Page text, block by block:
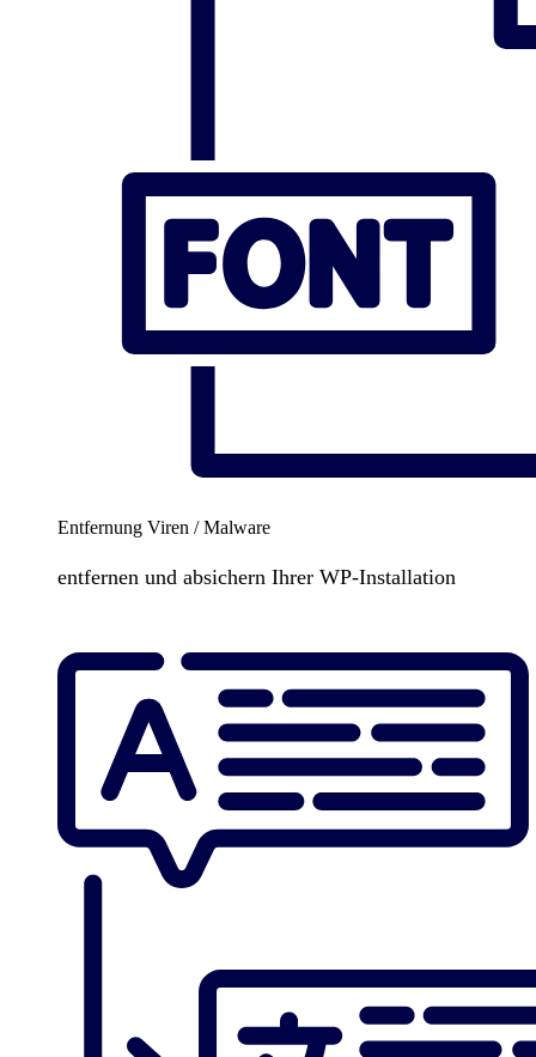
Entfernung Viren / Malware
entfernen und absichern Ihrer WP-Installation